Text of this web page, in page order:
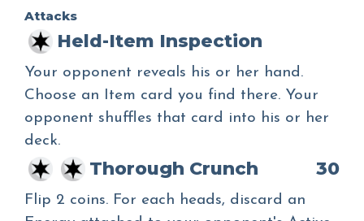
Attacks
Held-Item Inspection
Your opponent reveals his or her hand.
Choose an Item card you find there. Your
opponent shuffles that card into his or her
deck.
Thorough Crunch 30
Flip 2 coins. For each heads, discard an